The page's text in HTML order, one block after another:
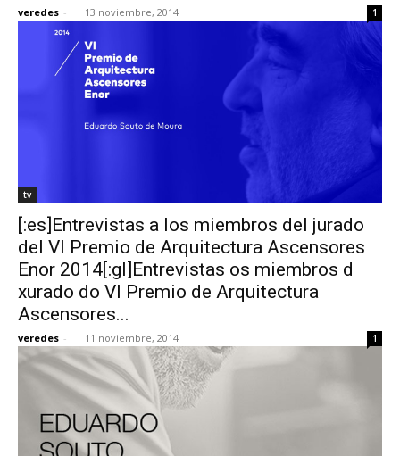
veredes - 13 noviembre, 2014 1
tv
[:es]Entrevistas a los miembros del jurado
del VI Premio de Arquitectura Ascensores
Enor 2014[:gl]Entrevistas os miembros d
xurado do VI Premio de Arquitectura
Ascensores...
veredes - 11 noviembre, 2014 1